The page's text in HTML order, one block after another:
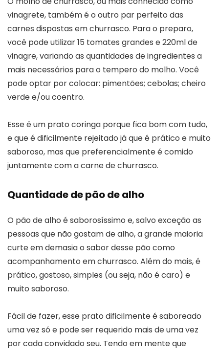
vinagrete, também é o outro par perfeito das
carnes dispostas em churrasco. Para o preparo,
você pode utilizar 15 tomates grandes e 220ml de
vinagre, variando as quantidades de ingredientes a
mais necessários para o tempero do molho. Você
pode optar por colocar: pimentões; cebolas; cheiro
verde e/ou coentro.
Esse é um prato coringa porque fica bom com tudo,
e que é dificilmente rejeitado já que é prático e muito
saboroso, mas que preferencialmente é comido
juntamente com a carne de churrasco.
Quantidade de pão de alho
O pão de alho é saborosíssimo e, salvo exceção as
pessoas que não gostam de alho, a grande maioria
curte em demasia o sabor desse pão como
acompanhamento em churrasco. Além do mais, é
prático, gostoso, simples (ou seja, não é caro) e
muito saboroso.
Fácil de fazer, esse prato dificilmente é saboreado
uma vez só e pode ser requerido mais de uma vez
por cada convidado seu. Tendo em mente que